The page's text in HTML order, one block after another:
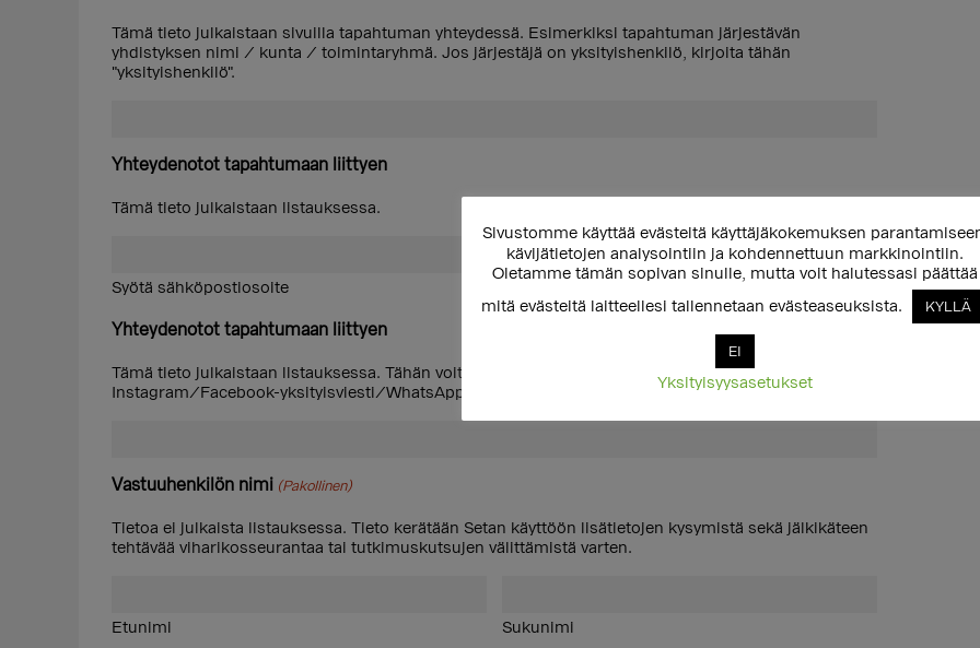
Tämä tieto julkaistaan sivuilla tapahtuman yhteydessä. Esimerkiksi tapahtuman järjestävän
yhdistyksen nimi / kunta / toimintaryhmä. Jos järjestäjä on yksityishenkilö, kirjoita tähän
"yksityishenkilö".
Yhteydenotot tapahtumaan liittyen
Tämä tieto julkaistaan listauksessa.
Syötä sähköpostiosoite
Yhteydenotot tapahtumaan liittyen
Tämä tieto julkaistaan listauksessa. Tähän voit antaa muun yhteydenottotavan kuten
Instagram/Facebook-yksityisviesti/WhatsApp.
Vastuuhenkilön nimi (Pakollinen)
Tietoa ei julkaista listauksessa. Tieto kerätään Setan käyttöön lisätietojen kysymistä sekä jälkikäteen
tehtävää viharikosseurantaa tai tutkimuskutsujen välittämistä varten.
Etunimi Sukunimi
Sivustomme käyttää evästeitä käyttäjäkokemuksen
kävijätietojen analysointiin ja kohdennettuun markkinointiin.
Oletamme tämän sopivan sinulle, mutta voit halutessasi päättää
mitä evästeitä laitteellesi tallennetaan evästeaseuksista.
KYLLÄ
EI
Yksityisyysasetukset